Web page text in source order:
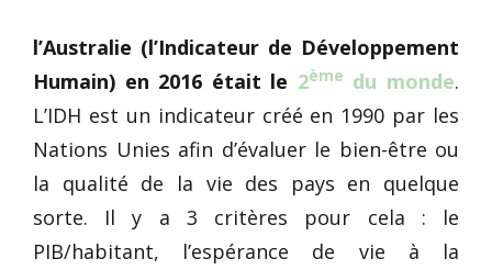
l’Australie (l’Indicateur de Développement
Humain) en 2016 était le 2ème du monde.
L’IDH est un indicateur créé en 1990 par les
Nations Unies afin d’évaluer le bien-être ou
la qualité de la vie des pays en quelque
sorte. Il y a 3 critères pour cela : le
PIB/habitant, l’espérance de vie à la